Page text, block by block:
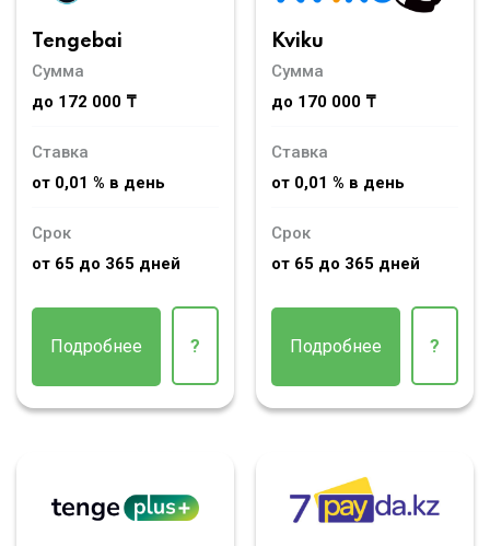
Tengebai
Сумма
до 172 000 ₸
Ставка
от 0,01 % в день
Срок
от 65 до 365 дней
Подробнее ?
Kviku
Сумма
до 170 000 ₸
Ставка
от 0,01 % в день
Срок
от 65 до 365 дней
Подробнее ?